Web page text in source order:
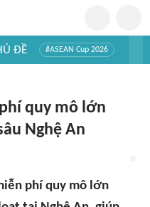
ĐỀ #ASEAN Cup 2026
quy mô lớn
Nghệ An
phí quy mô lớn